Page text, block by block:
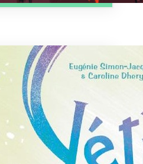
village de Yéti City et
? Joufflus et
sont de gentils
qui vivent en